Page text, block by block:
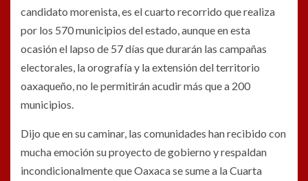
candidato morenista, es el cuarto recorrido que realiza
por los 570 municipios del estado, aunque en esta
ocasión el lapso de 57 días que durarán las campañas
electorales, la orografía y la extensión del territorio
oaxaqueño, no le permitirán acudir más que a 200
municipios.
Dijo que en su caminar, las comunidades han recibido con
mucha emoción su proyecto de gobierno y respaldan
incondicionalmente que Oaxaca se sume a la Cuarta